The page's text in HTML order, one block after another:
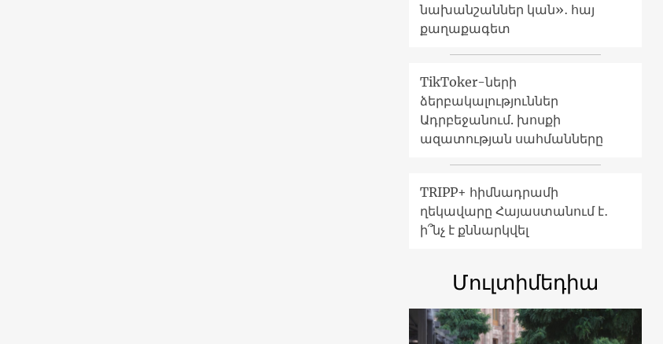
նախանշաններ կան»․ հայ
քաղաքագետ
TikToker-ների
ձերբակալություններ
Ադրբեջանում. խոսքի
ազատության սահմանները
TRIPP+ հիմնադրամի
ղեկավարը Հայաստանում է․
ի՞նչ է քննարկվել
Մուլտիմեդիա